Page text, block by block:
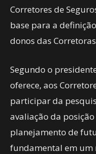
Corretores de
base para a
donos das
Segundo o
oferece, aos
participar da
avaliação da
planejamento de
fundamental em um